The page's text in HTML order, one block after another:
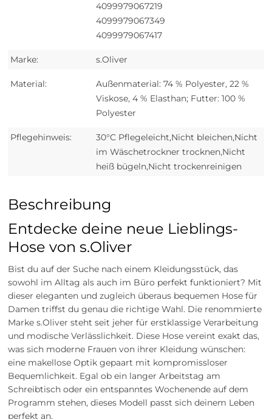
4099979067219
4099979067349
4099979067417
Marke: s.Oliver
Material:
Außenmaterial: 74 % Polyester, 22 %
Viskose, 4 % Elasthan; Futter: 100 %
Polyester
Pflegehinweis:
30°C Pflegeleicht,Nicht bleichen,Nicht
im Wäschetrockner trocknen,Nicht
heiß bügeln,Nicht trockenreinigen
Beschreibung
Entdecke deine neue Lieblings-
Hose von s.Oliver
Bist du auf der Suche nach einem Kleidungsstück, das
sowohl im Alltag als auch im Büro perfekt funktioniert? Mit
dieser eleganten und zugleich überaus bequemen Hose für
Damen triffst du genau die richtige Wahl. Die renommierte
Marke s.Oliver steht seit jeher für erstklassige Verarbeitung
und modische Verlässlichkeit. Diese Hose vereint exakt das,
was sich moderne Frauen von ihrer Kleidung wünschen:
eine makellose Optik gepaart mit kompromissloser
Bequemlichkeit. Egal ob ein langer Arbeitstag am
Schreibtisch oder ein entspanntes Wochenende auf dem
Programm stehen, dieses Modell passt sich deinem Leben
perfekt an.